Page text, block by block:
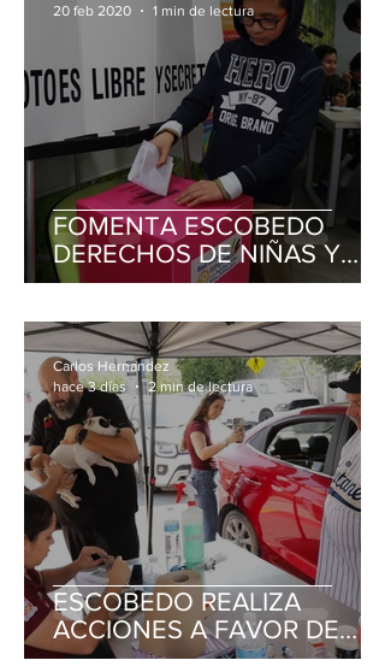
FOMENTA ESCOBEDO
DERECHOS DE NIÑAS Y
NIÑOS; CONOCEN LOS
REALIZA UNA VOTACIÓN
20 feb 2020
1 min de lectura
ESCOBEDO REALIZA
ACCIONES A FAVOR DE
LAS MASCOTAS
Carlos Hernandez
hace 3 días
2 min de lectura